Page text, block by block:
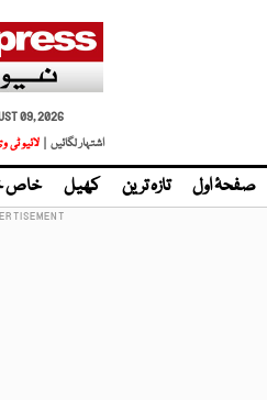
09, 2026
اشتہار لگائیں |
لائیو ٹی
صفحۂ اول تازہ ترین کھیل خاص